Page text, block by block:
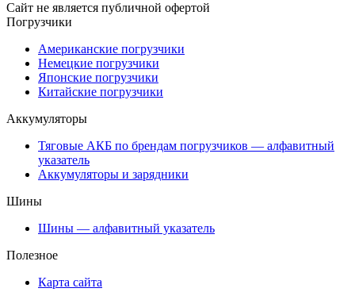
Сайт не является публичной офертой
Погрузчики
Американские погрузчики
Немецкие погрузчики
Японские погрузчики
Китайские погрузчики
Аккумуляторы
Тяговые АКБ по брендам погрузчиков — алфавитный
указатель
Аккумуляторы и зарядники
Шины
Шины — алфавитный указатель
Полезное
Карта сайта